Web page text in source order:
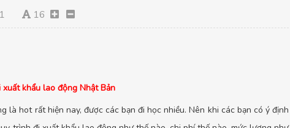
16
khẩu lao động Nhật Bản
là hot rất hiện nay, được các bạn đi học nhiều. Nên khi các bạn có ý định